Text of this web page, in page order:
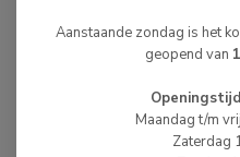
mm / 6 schoepen
Op voorraad
Impeller 11,90 x
mm / 6 schoepen
Aanstaande zondag is het
geopend van
Maandag t/m
Zaterdag